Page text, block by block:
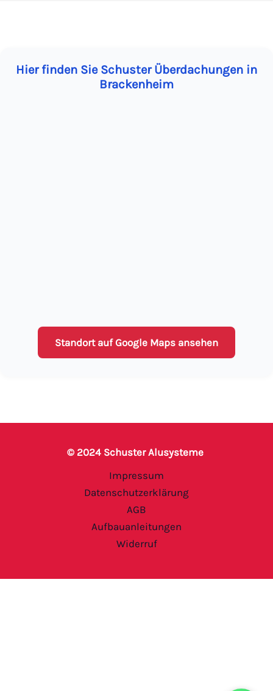
Hier finden Sie Schuster Überdachungen in
Brackenheim
Standort auf Google Maps ansehen
© 2024 Schuster Alusysteme
Impressum
Datenschutzerklärung
AGB
Aufbauanleitungen
Widerruf